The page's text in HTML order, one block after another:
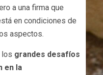
a una firma que
en condiciones de
aspectos.
los grandes desafíos
en la